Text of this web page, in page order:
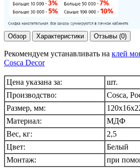
Обзор Характеристики Отзывы (0)
Рекомендуем устанавливать на клей
Cosca Decor
Цена указана за:
шт.
Производство:
Cosca,
Размер, мм:
Материал:
МДФ
Вес, кг:
2,5
Цвет:
Белый
Монтаж:
при